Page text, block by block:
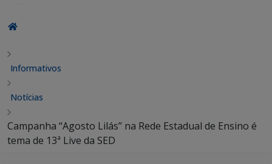
Informativos
Notícias
Campanha “Agosto Lilás” na Rede Estadual de Ensino é
tema de 13ª Live da SED